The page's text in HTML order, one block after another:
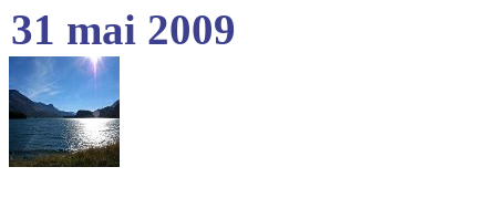
31 mai 2009